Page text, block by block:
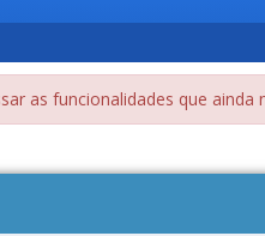
as funcionalidades que